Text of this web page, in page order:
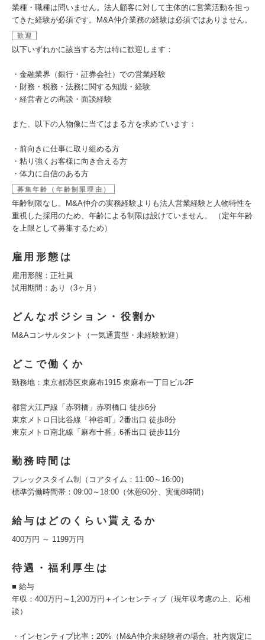
業種・職種は問いません。法人顧客に対して主体的に営業活動を担っ
てきた経験が必須です。M&A仲介業務の経験は必須ではありません。
歓迎
以下いずれかに該当する方は特に歓迎します：
・金融業界（銀行・証券会社）での営業経験
・財務・税務・法務に関する知識・経験
・経営者との商談・面談経験
また、以下の人物像に当てはまる方を求めています：
・前向きに仕事に取り組める方
・粘り強くお客様に向き合える方
・体力に自信のある方
募集年齢（年齢制限理由）
年齢制限なし。M&A仲介の実務経験よりも法人営業経験と人物特性を
重視した採用のため、年齢による制限は設けていません。 （定年年齢
を上限として募集するため）
雇用形態は
雇用形態：正社員
試用期間：あり（3ヶ月）
どんなポジション・役割か
M&Aコンサルタント（一気通貫型・未経験歓迎）
どこで働くか
勤務地：東京都港区東麻布1915 東麻布一丁目ビル2F
都営大江戸線「赤羽橋」赤羽橋口 徒歩6分
東京メトロ日比谷線「神谷町」2番出口 徒歩8分
東京メトロ南北線「麻布十番」6番出口 徒歩11分
勤務時間は
フレックスタイム制（コアタイム：11:00～16:00）
標準労働時間帯：09:00～18:00（休憩60分、実働8時間）
給与はどのくらい貰えるか
400万円 ～ 1199万円
待遇・福利厚生は
■ 給与
年収：400万円～1,200万円＋インセンティブ（現年収考慮の上、応相
談）
・インセンティブ比率：20%（M&A仲介未経験者の場合。社内規定に